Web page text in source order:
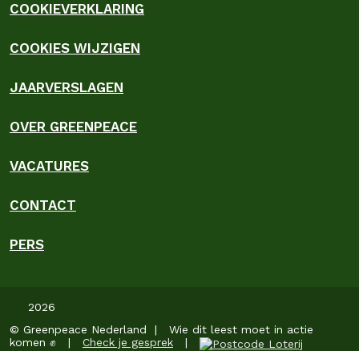
COOKIEVERKLARING
COOKIES WIJZIGEN
JAARVERSLAGEN
OVER GREENPEACE
VACATURES
CONTACT
PERS
2026
© Greenpeace Nederland | Wie dit leest moet in actie
komen ✊ | Check je gesprek |